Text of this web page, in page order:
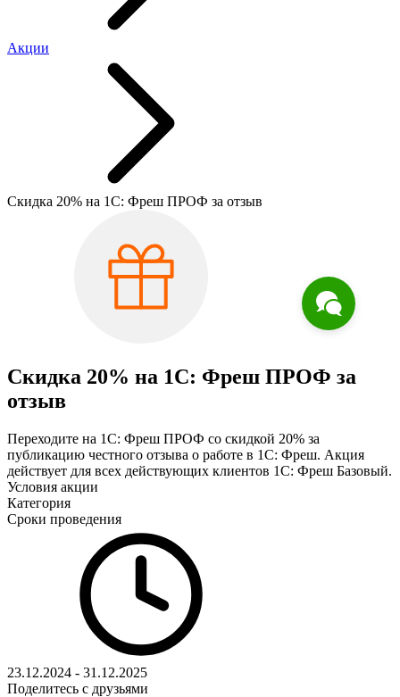
Акции
Скидка 20% на 1С: Фреш ПРОФ за отзыв
Скидка 20% на 1С: Фреш ПРОФ за
отзыв
Переходите на 1С: Фреш ПРОФ со скидкой 20% за
публикацию честного отзыва о работе в 1С: Фреш. Акция
действует для всех действующих клиентов 1С: Фреш Базовый.
Условия акции
Категория
Сроки проведения
23.12.2024 - 31.12.2025
Поделитесь с друзьями